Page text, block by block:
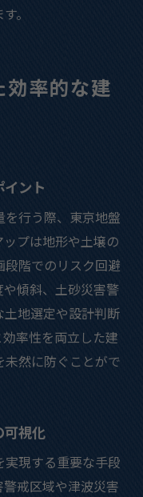
。
率的な建
ント
行う際、東京地盤
プは地形や土壌の
階でのリスク回避
傾斜、土砂災害警
地選定や設計判断
率性を両立した建
然に防ぐことがで
可視化
現する重要な手段
戒区域や津波災害